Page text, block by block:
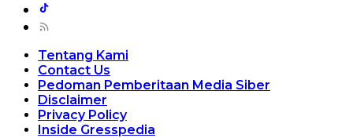
Tentang Kami
Contact Us
Pedoman Pemberitaan Media Siber
Disclaimer
Privacy Policy
Inside Gresspedia